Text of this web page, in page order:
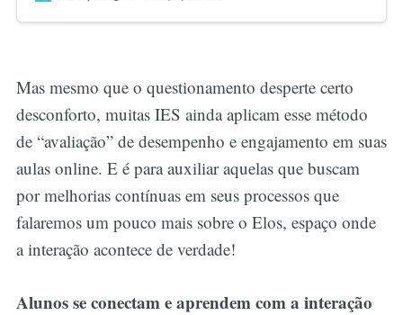
Mas mesmo que o questionamento desperte certo
desconforto, muitas IES ainda aplicam esse método
de “avaliação” de desempenho e engajamento em suas
aulas online. E é para auxiliar aquelas que buscam
por melhorias contínuas em seus processos que
falaremos um pouco mais sobre o Elos, espaço onde
a interação acontece de verdade!
Alunos se conectam e aprendem com a interação